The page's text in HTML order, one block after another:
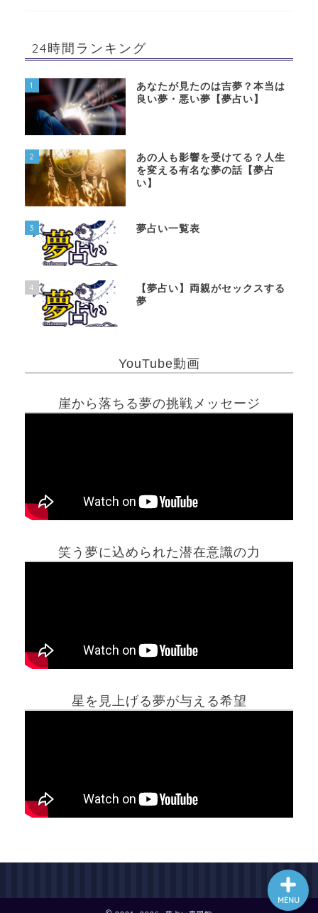
24時間ランキング
1
あなたが見たのは吉夢？本当は
良い夢・悪い夢【夢占い】
2
あの人も影響を受けてる？人生
を変える有名な夢の話【夢占
い】
3 夢占い一覧表
4
【夢占い】両親がセックスする
夢
YouTube動画
崖から落ちる夢の挑戦メッセージ
笑う夢に込められた潜在意識の力
星を見上げる夢が与える希望
MENU
ホーム
最新記事動画